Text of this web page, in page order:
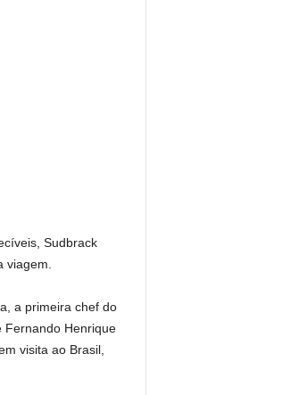
Sudbrack
a primeira chef do
Fernando Henrique
visita ao Brasil,